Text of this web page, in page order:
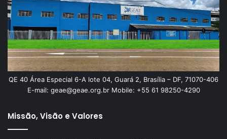
QE 40 Área Especial 6-A lote 04, Guará 2, Brasília – DF, 71070-406
E-mail: geae@geae.org.br Mobile: +55 61 98250-4290
Missão, Visão e Valores